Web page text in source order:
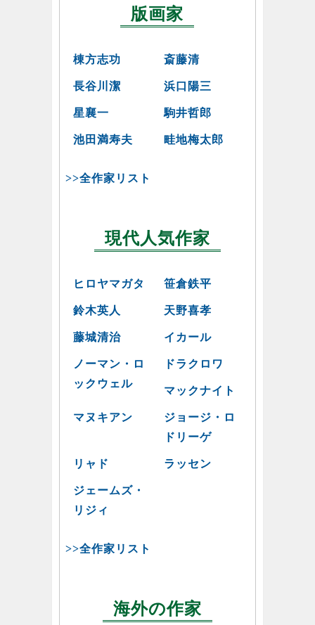
版画家
棟方志功 斎藤清
長谷川潔 浜口陽三
星襄一 駒井哲郎
池田満寿夫 畦地梅太郎
>>全作家リスト
現代人気作家
ヒロヤマガタ 笹倉鉄平
鈴木英人 天野喜孝
藤城清治 イカール
ノーマン・ロ
ックウェル
ドラクロワ
マックナイト
マヌキアン
ジョージ・ロ
ドリーゲ
リャド ラッセン
ジェームズ・
リジィ
>>全作家リスト
海外の作家